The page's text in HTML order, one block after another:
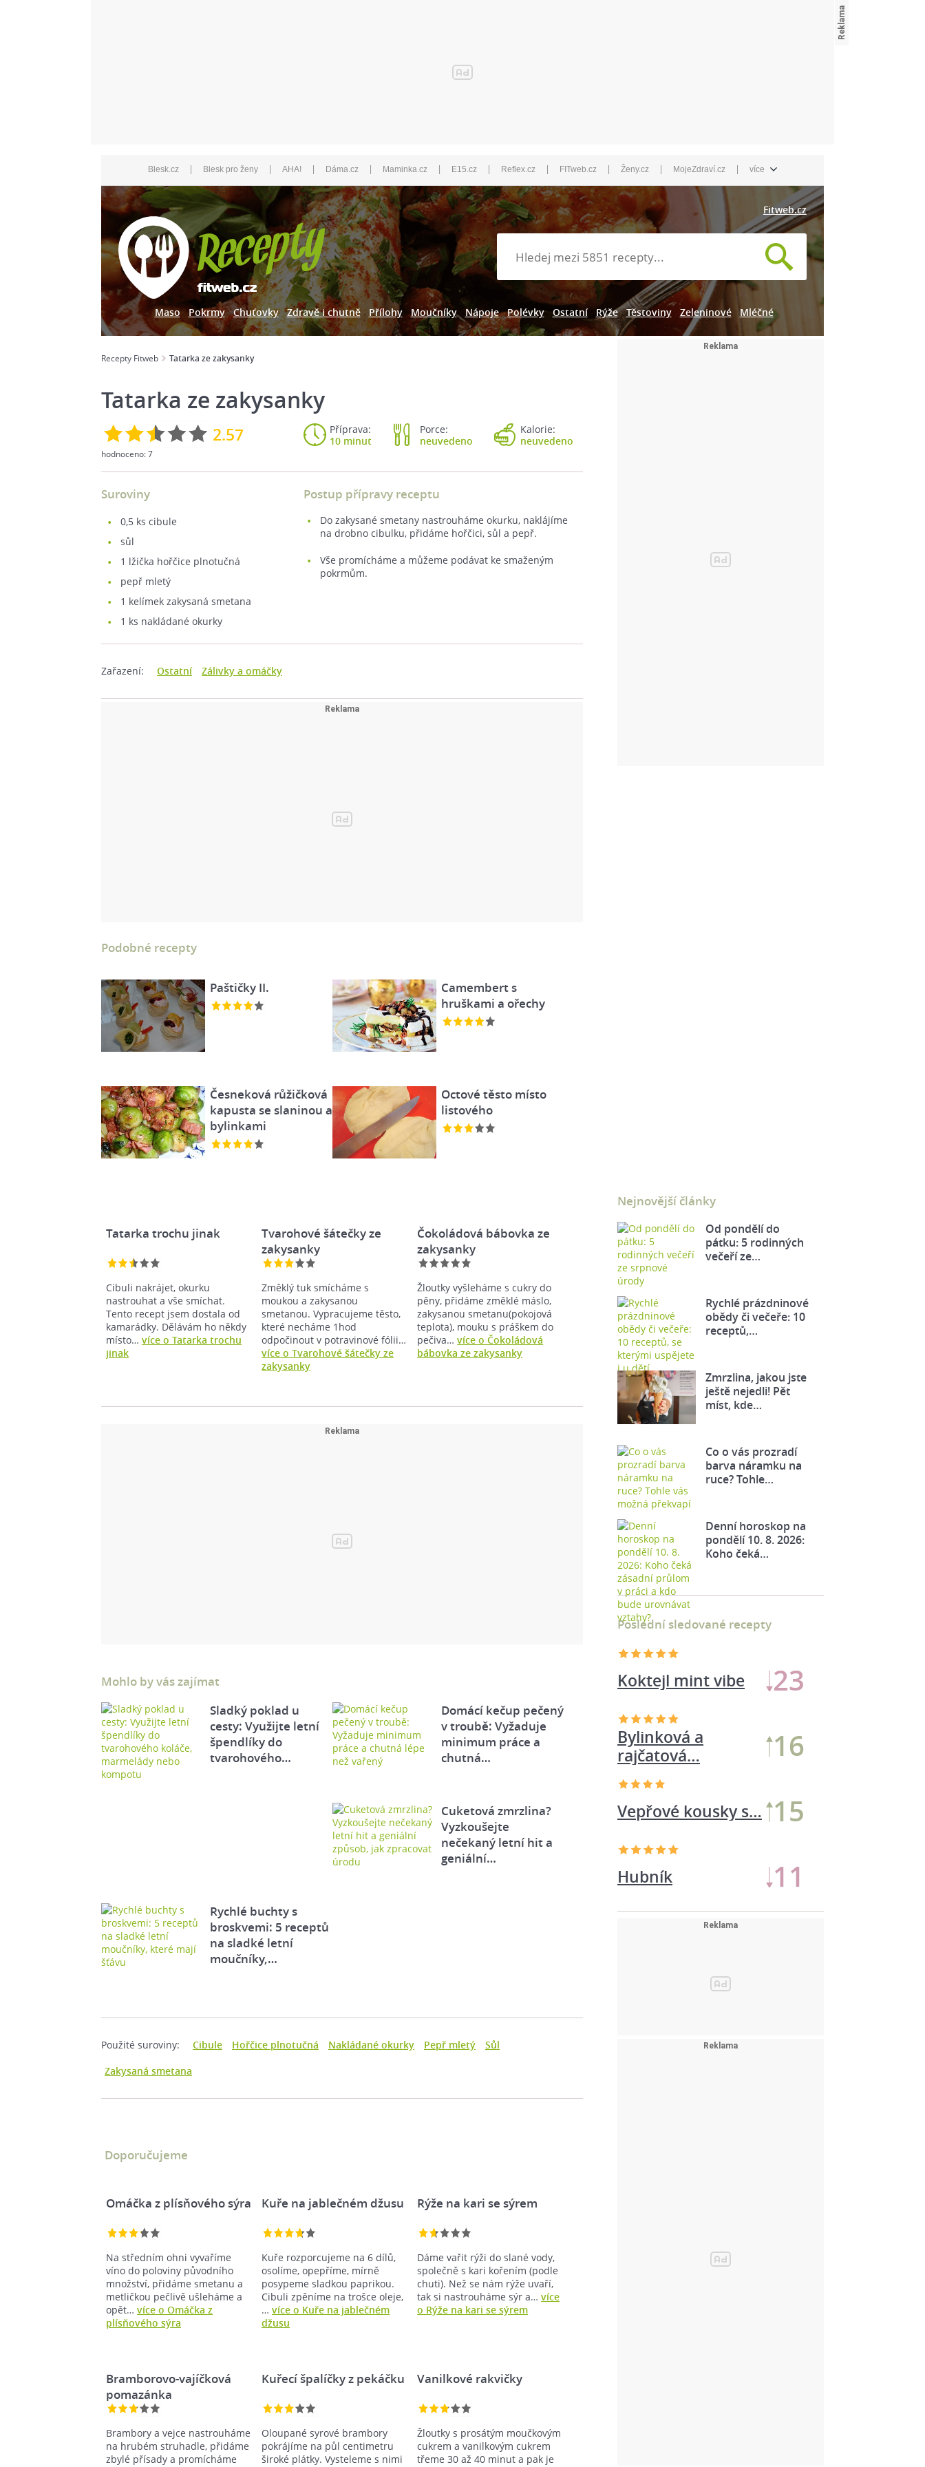
Blesk.cz | Blesk pro ženy | AHA! | Dáma.cz | Maminka.cz | E15.cz | Reflex.cz | FITweb.cz | Ženy.cz | MojeZdraví.cz | více
Fitweb.cz
Maso Pokrmy Chuťovky Zdravě i chutně Přílohy Moučníky Nápoje Polévky Ostatní Rýže Těstoviny Zeleninové Mléčné
Recepty Fitweb Tatarka ze zakysanky
Tatarka ze zakysanky
2.57
hodnoceno:7
Příprava:
10 minut
Porce:
neuvedeno
Kalorie:
neuvedeno
Suroviny
0,5 ks cibule
sůl
1 lžička hořčice plnotučná
pepř mletý
1 kelímek zakysaná smetana
1 ks nakládané okurky
Postup přípravy receptu
Do zakysané smetany nastrouháme okurku, naklájíme
na drobno cibulku, přidáme hořčici, sůl a pepř.
Vše promícháme a můžeme podávat ke smaženým
pokrmům.
Zařazení: Ostatní Zálivky a omáčky
Podobné recepty
Paštičky II.
Camembert s
hruškami a ořechy
Česneková růžičková
kapusta se slaninou a
bylinkami
Octové těsto místo
listového
Tatarka trochu jinak
Cibuli nakrájet, okurku
nastrouhat a vše smíchat.
Tento recept jsem dostala od
kamarádky. Dělávám ho někdy
místo… více o Tatarka trochu
jinak
Tvarohové šátečky ze
zakysanky
Změklý tuk smícháme s
moukou a zakysanou
smetanou. Vypracujeme těsto,
které necháme 1hod
odpočinout v potravinové fólii…
více o Tvarohové šátečky ze
zakysanky
Čokoládová bábovka ze
zakysanky
Žloutky vyšleháme s cukry do
pěny, přidáme změklé máslo,
zakysanou smetanu(pokojová
teplota), mouku s práškem do
pečiva…více o Čokoládová
bábovka ze zakysanky
Mohlo by vás zajímat
Sladký poklad u
cesty: Využijte letní
špendlíky do
tvarohového…
Domácí kečup pečený
v troubě: Vyžaduje
minimum práce a
chutná…
Cuketová zmrzlina?
Vyzkoušejte
nečekaný letní hit a
geniální…
Rychlé buchty s
broskvemi: 5 receptů
na sladké letní
moučníky,…
Použité suroviny: Cibule Hořčice plnotučná Nakládané okurky Pepř mletý
Sůl
Zakysaná smetana
Doporučujeme
Omáčka z plísňového sýra
Na středním ohni vyvaříme
víno do poloviny původního
množství, přidáme smetanu a
metličkou pečlivě ušleháme a
opět… více o Omáčka z
plísňového sýra
Kuře na jablečném džusu
Kuře rozporcujeme na 6 dílů,
osolíme, opepříme, mírně
posypeme sladkou paprikou.
Cibuli zpěníme na trošce oleje,
…více o Kuře na jablečném
džusu
Rýže na kari se sýrem
Dáme vařit rýži do slané vody,
společně s kari kořením (podle
chuti). Než se nám rýže uvaří,
tak si nastrouháme sýr a…více
o Rýže na kari se sýrem
Bramborovo-vajíčková
pomazánka
Brambory a vejce nastrouháme
na hrubém struhadle, přidáme
zbylé přísady a promícháme
Kuřecí špalíčky z pekáčku
Oloupané syrové brambory
pokrájíme na půl centimetru
široké plátky. Vysteleme s nimi
Vanilkové rakvičky
Žloutky s prosátým moučkovým
cukrem a vanilkovým cukrem
třeme 30 až 40 minut a pak je
Nejnovější články
Od pondělí do
pátku: 5 rodinných
večeří ze…
Rychlé prázdninové
obědy či večeře: 10
receptů,…
Zmrzlina, jakou jste
ještě nejedli! Pět
míst, kde…
Co o vás prozradí
barva náramku na
ruce? Tohle…
Denní horoskop na
pondělí 10. 8. 2026:
Koho čeká…
Poslední sledované recepty
Koktejl mint vibe 23
Hubník 11
Vepřové kousky s… 15
Bylinková a
rajčatová…
16